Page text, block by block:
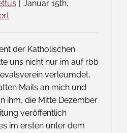
| Januar 15th,
der Katholischen
uns nicht nur im auf rbb
verleumdet,
Mails an mich und
ihm, die Mitte Dezember
veröffentlich
im ersten unter dem